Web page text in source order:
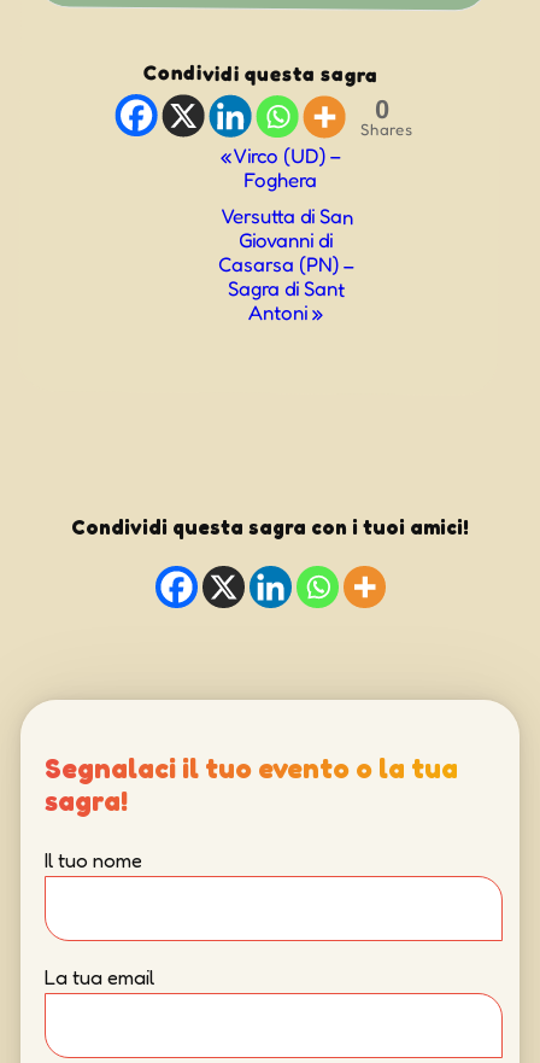
Condividi questa sagra
0
Shares
«Virco (UD) –
Foghera
Versutta di San
Giovanni di
Casarsa (PN) –
Sagra di Sant
Antoni»
Condividi questa sagra con i tuoi amici!
Segnalaci il tuo evento o la tua
sagra!
Il tuo nome
La tua email